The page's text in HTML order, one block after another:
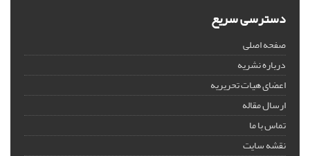
دسترسی سریع
صفحه اصلی
درباره نشریه
اعضای هیات تحریریه
ارسال مقاله
تماس با ما
نقشه سایت